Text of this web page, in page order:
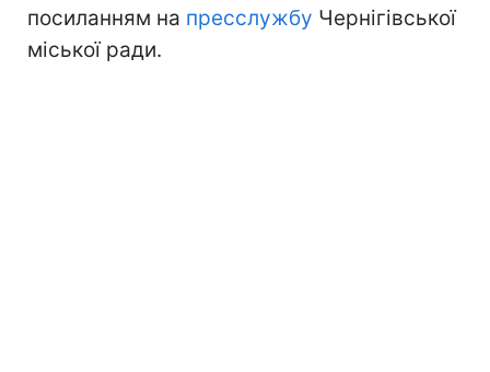
посиланням на пресслужбу Чернігівської
міської ради.